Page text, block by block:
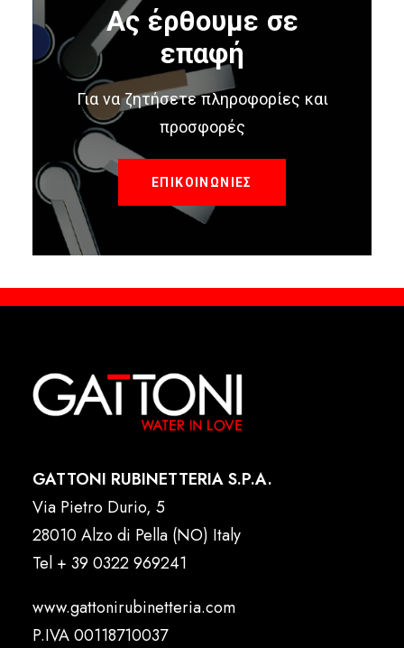
Ας έρθουμε σε
επαφή
Για να ζητήσετε πληροφορίες και
προσφορές
ΕΠΙΚΟΙΝΩΝΙΕΣ
GATTONI RUBINETTERIA S.P.A.
Via Pietro Durio, 5
28010 Alzo di Pella (NO) Italy
Tel + 39 0322 969241
www.gattonirubinetteria.com
P.IVA 00118710037